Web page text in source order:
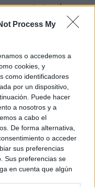
Process My
o accedemos a
cookies, y
como identificadores
por un dispositivo,
Puede hacer
a nosotros y a
a cabo el
De forma alternativa,
o acceder
sus preferencias
Sus preferencias se
en cuenta que algún
municipal
Socialista también
presentó una
de este
económica
pudiera
equipo de
de ayudas por